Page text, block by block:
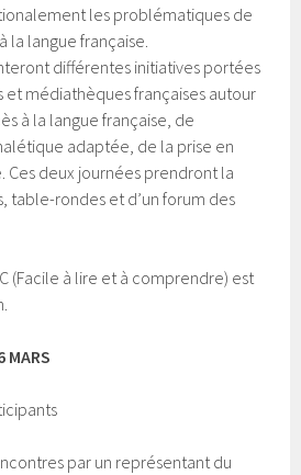
les problématiques de
la langue française.
différentes initiatives portées
et médiathèques françaises autour
à la langue française, de
adaptée, de la prise en
deux journées prendront la
table-rondes et d’un forum des
(Facile à lire et à comprendre) est
MARS
par un représentant du